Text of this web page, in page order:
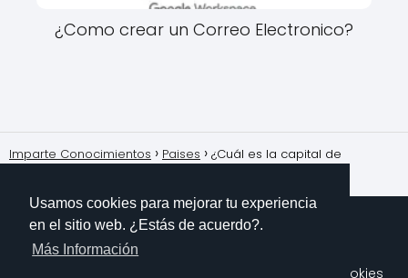
¿Como crear un Correo Electronico?
Imparte Conocimientos Paises
¿Cuál es la capital de
Política de Cookies
Usamos cookies para mejorar tu experiencia
en el sitio web. ¿Estás de acuerdo?.
Más Información